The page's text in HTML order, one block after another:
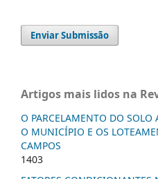
Enviar Submissão
Artigos mais lidos na
O PARCELAMENTO DO SOLO
O MUNICÍPIO E OS
CAMPOS
1403